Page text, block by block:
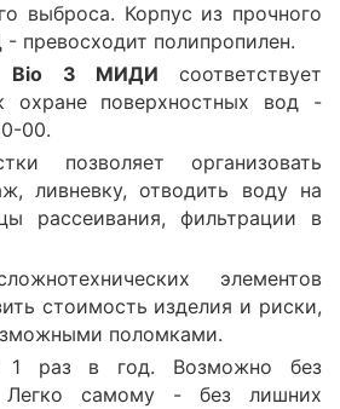
выброса. Корпус из прочного
превосходит полипропилен.
Bio 3 МИДИ соответствует
охране поверхностных вод -
00.
позволяет организовать
ливневку, отводить воду на
рассеивания, фильтрации в
элементов
стоимость изделия и риски,
поломками.
1 раз в год. Возможно без
Легко самому - без лишних